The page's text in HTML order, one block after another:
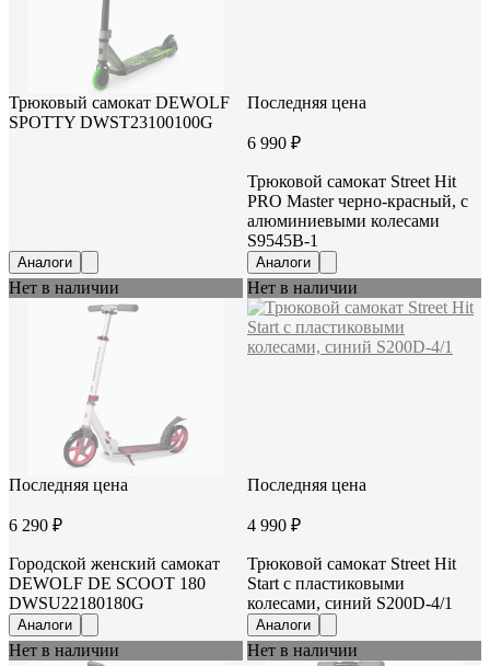
Трюковый самокат DEWOLF
SPOTTY DWST23100100G
Аналоги
Последняя цена
6 990 ₽
Трюковой самокат Street Hit
PRO Master черно-красный, с
алюминиевыми колесами
S9545B-1
Аналоги
Нет в наличии
Последняя цена
6 290 ₽
Городской женский самокат
DEWOLF DE SCOOT 180
DWSU22180180G
Аналоги
Нет в наличии
Последняя цена
4 990 ₽
Трюковой самокат Street Hit
Start с пластиковыми
колесами, синий S200D-4/1
Аналоги
Нет в наличии Нет в наличии